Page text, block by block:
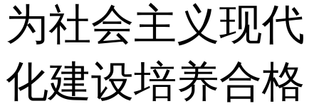
为社会主义现代
化建设培养合格